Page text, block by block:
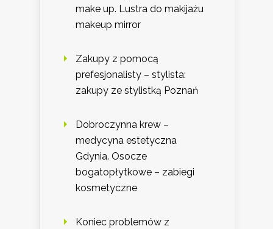
make up. Lustra do makijażu
makeup mirror
Zakupy z pomocą
prefesjonalisty – stylista:
zakupy ze stylistką Poznań
Dobroczynna krew –
medycyna estetyczna
Gdynia. Osocze
bogatopłytkowe – zabiegi
kosmetyczne
Koniec problemów z